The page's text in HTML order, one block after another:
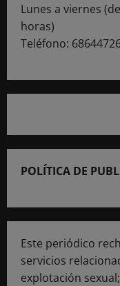
Lunes a viernes
horas)
Teléfono:
POLÍTICA DE
Este periódico
servicios
explotación